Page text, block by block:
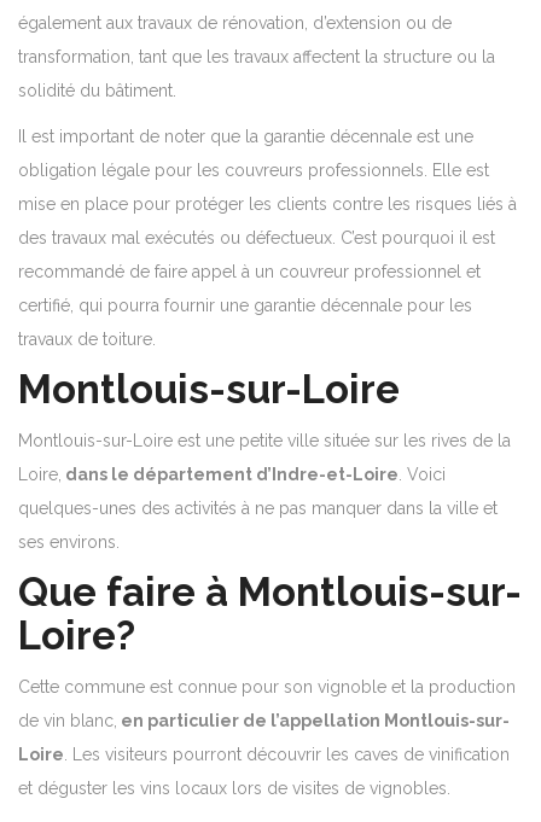
également aux travaux de rénovation, d’extension ou de
transformation, tant que les travaux affectent la structure ou la
solidité du bâtiment.
Il est important de noter que la garantie décennale est une
obligation légale pour les couvreurs professionnels. Elle est
mise en place pour protéger les clients contre les risques liés à
des travaux mal exécutés ou défectueux. C’est pourquoi il est
recommandé de faire appel à un couvreur professionnel et
certifié, qui pourra fournir une garantie décennale pour les
travaux de toiture.
Montlouis-sur-Loire
Montlouis-sur-Loire est une petite ville située sur les rives de la
Loire, dans le département d’Indre-et-Loire . Voici
quelques-unes des activités à ne pas manquer dans la ville et
ses environs.
Que faire à Montlouis-sur-
Loire?
Cette commune est connue pour son vignoble et la production
de vin blanc, en particulier de l’appellation Montlouis-sur-
Loire . Les visiteurs pourront découvrir les caves de vinification
et déguster les vins locaux lors de visites de vignobles.